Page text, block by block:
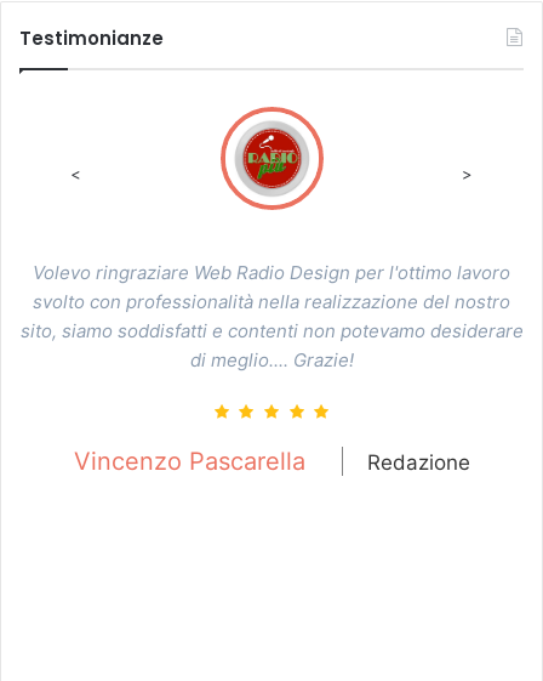
Testimonianze
Volevo ringraziare Web Radio Design per l'ottimo lavoro
svolto con professionalità nella realizzazione del nostro
sito, siamo soddisfatti e contenti non potevamo desiderare
di meglio.... Grazie!
Vincenzo Pascarella Redazione
< >